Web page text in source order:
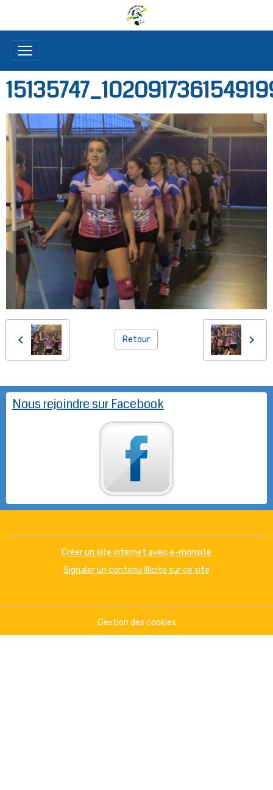
Retour
Nous rejoindre sur Facebook
Créer un site internet avec e-monsite
Signaler un contenu illicite sur ce site
Gestion des cookies